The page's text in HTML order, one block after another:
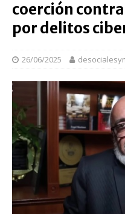
coerción
por delitos
26/06/2025